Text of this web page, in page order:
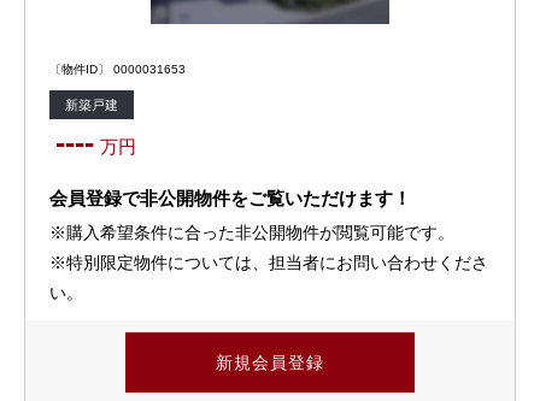
〔物件ID〕 0000031653
新築戸建
---- 万円
会員登録で非公開物件をご覧いただけます！
※購入希望条件に合った非公開物件が閲覧可能です。
※特別限定物件については、担当者にお問い合わせくださ
い。
新規会員登録